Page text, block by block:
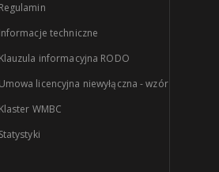
Regulamin
Informacje techniczne
Klauzula informacyjna RODO
Umowa licencyjna niewyłączna - wzór
Klaster WMBC
Statystyki